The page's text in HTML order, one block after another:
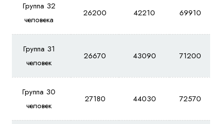
Группа 32
человека
26200 42210 69910
Группа 31
человек
26670 43090 71200
Группа 30
человек
27180 44030 72570